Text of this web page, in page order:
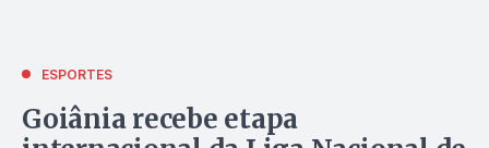
ESPORTES
Goiânia recebe etapa